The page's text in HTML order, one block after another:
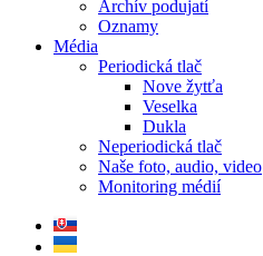
Archív podujatí
Oznamy
Média
Periodická tlač
Nove žytťa
Veselka
Dukla
Neperiodická tlač
Naše foto, audio, video
Monitoring médií